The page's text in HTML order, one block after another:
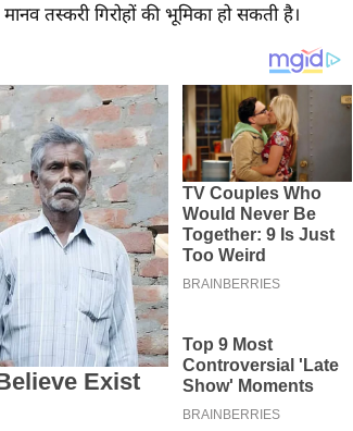
तस्करी गिरोहों की भूमिका हो सकती है।